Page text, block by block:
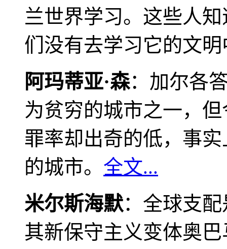
兰世界学习。这些人
们没有去学习它的文
阿玛蒂亚·森：加尔各
为贫穷的城市之一，
罪率却出奇的低，事
的城市。 全文...
米尔斯海默：全球支
其新保守主义变体奥